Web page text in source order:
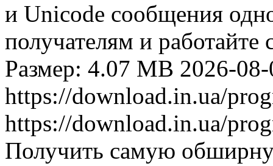
и Unicode сообщения
получателям и
Размер: 4.07 MB 2026-
https://download.in.ua/
https://download.in.ua/
Получить самую